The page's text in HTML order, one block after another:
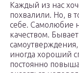
Каждый из нас
похвалили. Но, в
себе. Самолюбие
качеством.
самоутверждения,
иногда хороший
постоянно